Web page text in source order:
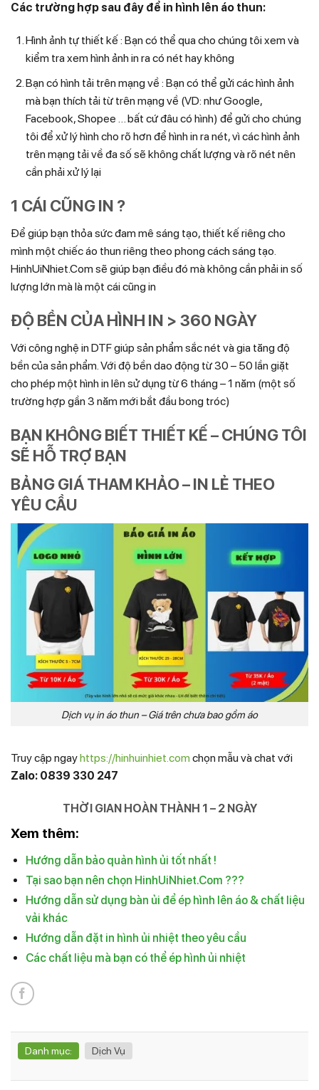
Các trường hợp sau đây để in hình lên áo thun:
Hình ảnh tự thiết kế : Bạn có thể qua cho chúng tôi xem và
kiểm tra xem hình ảnh in ra có nét hay không
Bạn có hình tải trên mạng về : Bạn có thể gửi các hình ảnh
mà bạn thích tải từ trên mạng về (VD: như Google,
Facebook, Shopee … bất cứ đâu có hình) để gửi cho chúng
tôi để xử lý hình cho rõ hơn để hình in ra nét, vì các hình ảnh
trên mạng tải về đa số sẽ không chất lượng và rõ nét nên
cần phải xử lý lại
1 CÁI CŨNG IN ?
Để giúp bạn thỏa sức đam mê sáng tạo, thiết kế riêng cho
mình một chiếc áo thun riêng theo phong cách sáng tạo.
HinhUiNhiet.Com sẽ giúp bạn điều đó mà không cần phải in số
lượng lớn mà là một cái cũng in
ĐỘ BỀN CỦA HÌNH IN > 360 NGÀY
Với công nghệ in DTF giúp sản phẩm sắc nét và gia tăng độ
bền của sản phẩm. Với độ bền dao động từ 30 – 50 lần giặt
cho phép một hình in lên sử dụng từ 6 tháng – 1 năm (một số
trường hợp gần 3 năm mới bắt đầu bong tróc)
BẠN KHÔNG BIẾT THIẾT KẾ – CHÚNG TÔI
SẼ HỖ TRỢ BẠN
BẢNG GIÁ THAM KHẢO – IN LẺ THEO
YÊU CẦU
Dịch vụ in áo thun – Giá trên chưa bao gồm áo
Truy cập ngayhttps://hinhuinhiet.com chọn mẫu và chat với
Zalo: 0839 330 247
THỜI GIAN HOÀN THÀNH 1 – 2 NGÀY
Xem thêm:
Hướng dẫn bảo quản hình ủi tốt nhất !
Tại sao bạn nên chọn HinhUiNhiet.Com ???
Hướng dẫn sử dụng bàn ủi để ép hình lên áo & chất liệu
vải khác
Hướng dẫn đặt in hình ủi nhiệt theo yêu cầu
Các chất liệu mà bạn có thể ép hình ủi nhiệt
Danh mục: Dịch Vụ